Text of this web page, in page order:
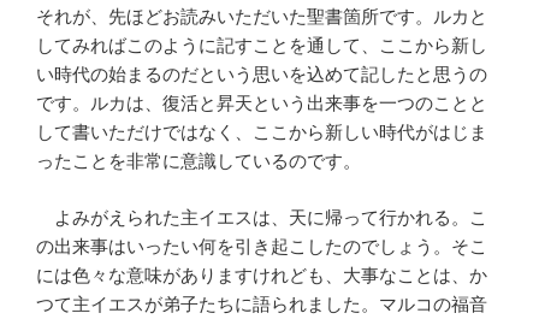
それが、先ほどお読みいただいた聖書箇所です。ルカと
してみればこのように記すことを通して、ここから新し
い時代の始まるのだという思いを込めて記したと思うの
です。ルカは、復活と昇天という出来事を一つのことと
して書いただけではなく、ここから新しい時代がはじま
ったことを非常に意識しているのです。
よみがえられた主イエスは、天に帰って行かれる。こ
の出来事はいったい何を引き起こしたのでしょう。そこ
には色々な意味がありますけれども、大事なことは、か
つて主イエスが弟子たちに語られました。マルコの福音